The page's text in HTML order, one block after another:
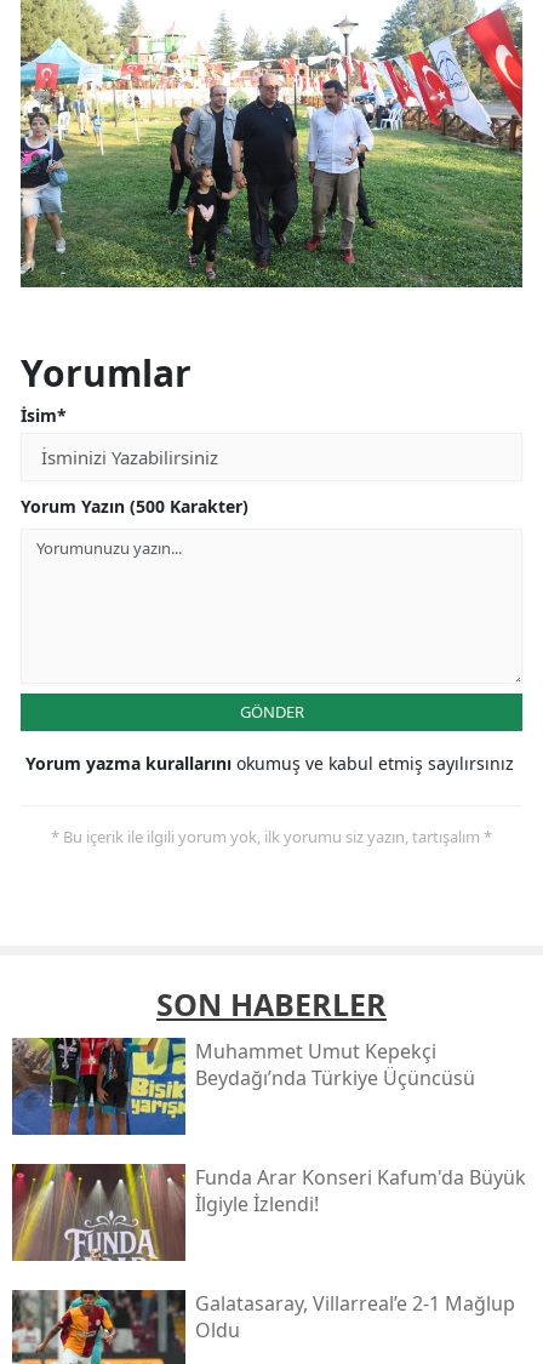
Yorumlar
İsim*
Yorum Yazın (500 Karakter)
GÖNDER
Yorum yazma kurallarını okumuş ve kabul etmiş sayılırsınız
* Bu içerik ile ilgili yorum yok, ilk yorumu siz yazın, tartışalım *
SON HABERLER
Muhammet Umut Kepekçi
Beydağı’nda Türkiye Üçüncüsü
Funda Arar Konseri Kafum'da Büyük
İlgiyle İzlendi!
Galatasaray, Villarreal’e 2-1 Mağlup
Oldu